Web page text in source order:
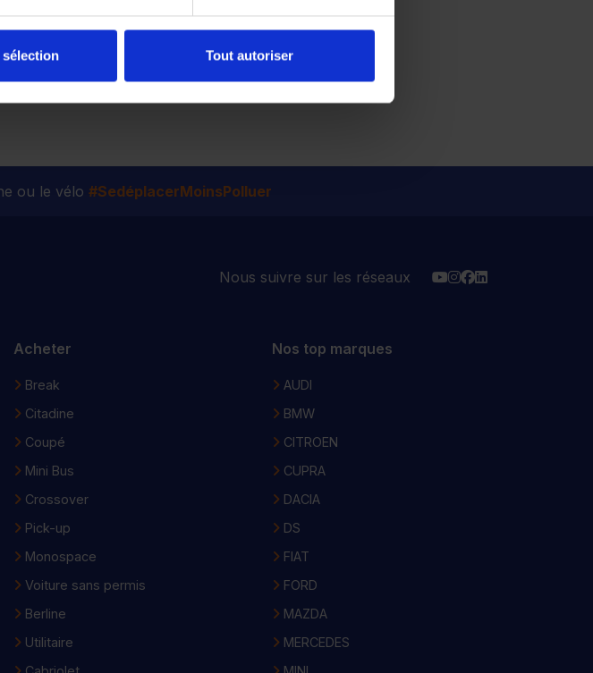
Tout autoriser
d’occasion
ou le vélo #SedéplacerMoinsPolluer
Nous suivre sur les réseaux YouTube
Instagram
Facebook
Linkedin
Acheter
Break
Citadine
Coupé
Mini Bus
Crossover
Pick-up
Monospace
Voiture sans permis
Berline
Utilitaire
Nos top marques
AUDI
BMW
CITROEN
CUPRA
DACIA
DS
FIAT
FORD
MAZDA
MERCEDES